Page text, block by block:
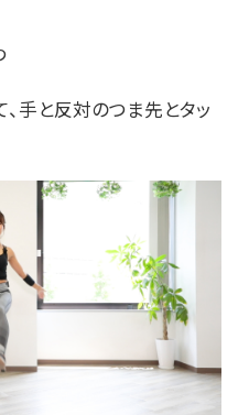
、手と反対のつま先とタッ